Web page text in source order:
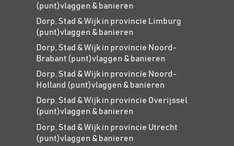
(punt)vlaggen & banieren
Dorp, Stad & Wijk in provincie Limburg
(punt)vlaggen & banieren
Dorp, Stad & Wijk in provincie Noord-
Brabant (punt)vlaggen & banieren
Dorp, Stad & Wijk in provincie Noord-
Holland (punt)vlaggen & banieren
Dorp, Stad & Wijk in provincie Overijssel
(punt)vlaggen & banieren
Dorp, Stad & Wijk in provincie Utrecht
(punt)vlaggen & banieren